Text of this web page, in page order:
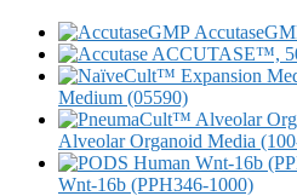
ACCUTASE™,
Medium (05590)
Alveolar Organoid Media
Wnt-16b (PPH346-1000)